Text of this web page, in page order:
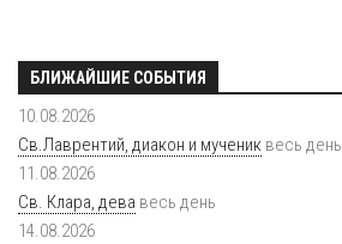
БЛИЖАЙШИЕ СОБЫТИЯ
10.08.2026
Св.Лаврентий, диакон и мученик весь день
11.08.2026
Св. Клара, дева весь день
14.08.2026